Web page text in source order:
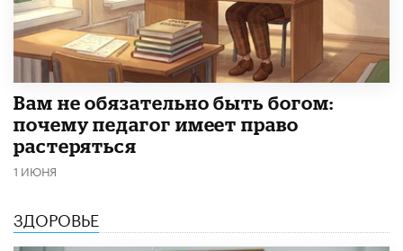
​Вам не обязательно быть богом:
почему педагог имеет право
растеряться
1 ИЮНЯ
ЗДОРОВЬЕ